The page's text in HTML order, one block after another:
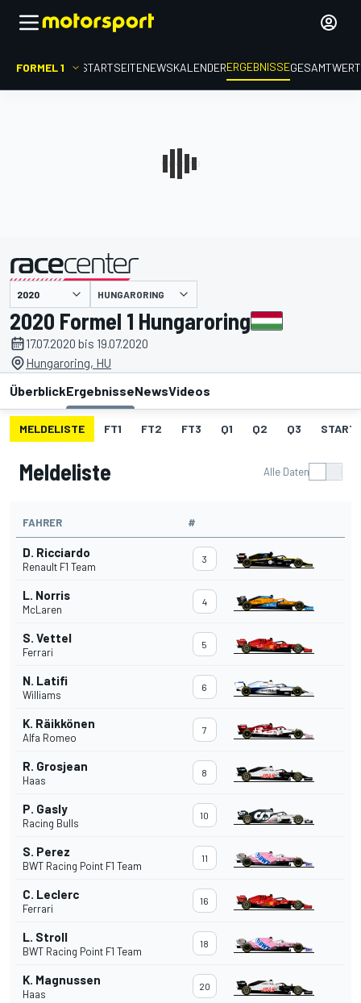
FORMEL 1 STARTSEITENEWSKALENDERERGEBNISSE
HUNGARORING
2020 Formel 1 Hungaroring
17.07.2020 bis 19.07.2020
Hungaroring, HU
ÜberblickErgebnisseNewsVideos
MELDELISTE FT1 FT2 FT3 Q1 Q2 Q3
Meldeliste Alle Daten
FAHRER #
D. Ricciardo
Renault F1 Team
3
L. Norris
McLaren
4
S. Vettel
Ferrari
5
N. Latifi
Williams
6
K. Räikkönen
Alfa Romeo
7
R. Grosjean
Haas
8
P. Gasly
Racing Bulls
10
S. Perez
BWT Racing Point F1 Team
11
C. Leclerc
Ferrari
16
L. Stroll
BWT Racing Point F1 Team
18
K. Magnussen
Haas
20